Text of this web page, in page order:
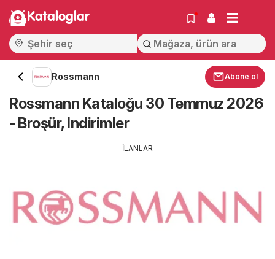
Kataloglar
Rossmann Abone ol
Rossmann Kataloğu 30 Temmuz 2026
- Broşür, Indirimler
İLANLAR